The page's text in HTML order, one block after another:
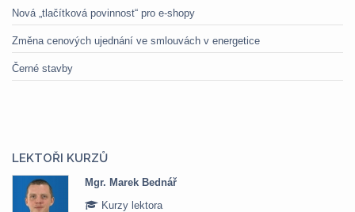
Nová „tlačítková povinnost“ pro e-shopy
Změna cenových ujednání ve smlouvách v energetice
Černé stavby
LEKTOŘI KURZŮ
Mgr. Marek Bednář
Kurzy lektora